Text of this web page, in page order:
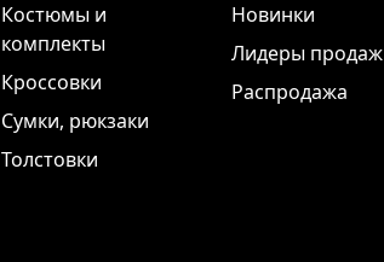
Костюмы и
комплекты
Кроссовки
Сумки, рюкзаки
Толстовки
Новинки
Лидеры продаж
Распродажа